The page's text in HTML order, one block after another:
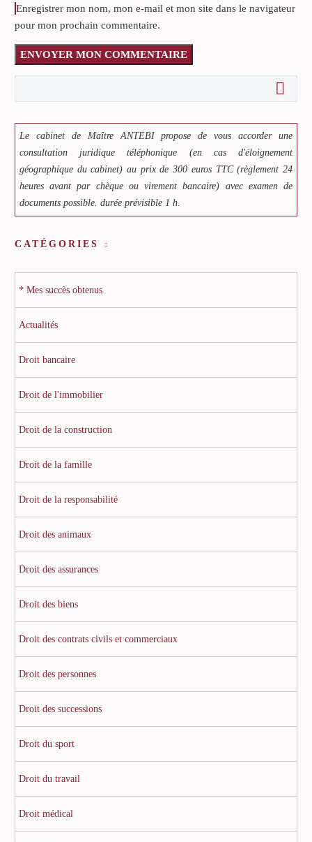
Enregistrer mon nom, mon e-mail et mon site dans le navigateur
pour mon prochain commentaire.
ENVOYER MON COMMENTAIRE
Le cabinet de Maître ANTEBI propose de vous accorder une
consultation juridique téléphonique (en cas d'éloignement
géographique du cabinet) au prix de 300 euros TTC (règlement 24
heures avant par chèque ou virement bancaire) avec examen de
documents possible. durée prévisible 1 h.
CATÉGORIES
* Mes succès obtenus
Actualités
Droit bancaire
Droit de l'immobilier
Droit de la construction
Droit de la famille
Droit de la responsabilité
Droit des animaux
Droit des assurances
Droit des biens
Droit des contrats civils et commerciaux
Droit des personnes
Droit des successions
Droit du sport
Droit du travail
Droit médical